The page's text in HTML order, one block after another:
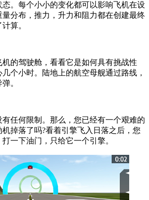
。每个小小的变化都可以影响飞机在设
分布，推力，升力和阻力都在创建最终
算。
的驾驶舱，看看它是如何具有挑战性
个小时。陆地上的航空母舰通过路线，
。
任何限制。那么，您已经有一个艰难的
掉落了吗?看着引擎飞入日落之后，您
一下油门，只给它一个引擎。